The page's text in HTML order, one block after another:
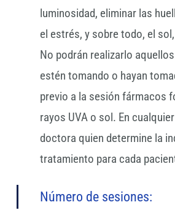
luminosidad, eliminar las
el estrés, y sobre todo, el
No podrán realizarlo
estén tomando o hayan
previo a la sesión fármacos
rayos UVA o sol. En
doctora quien determine la
tratamiento para cada
Número de sesiones: